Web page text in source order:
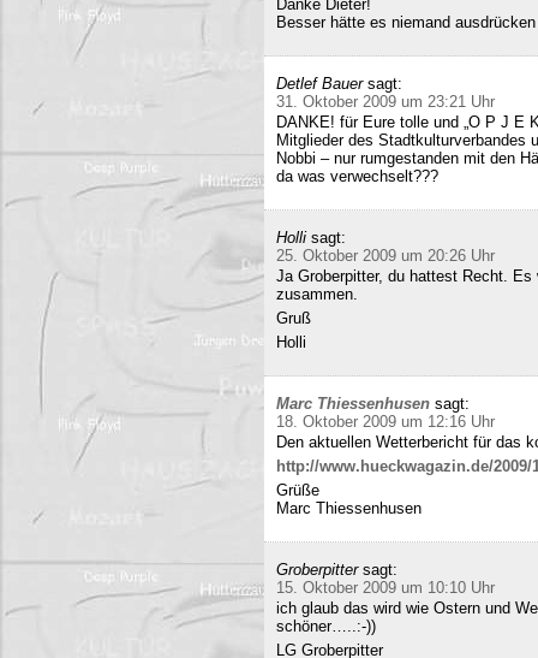
Danke Dieter!
Besser hätte es niemand
Detlef Bauer sagt:
31. Oktober 2009 um 23:21 Uhr
DANKE! für Eure tolle und „O P J E
Mitglieder des Stadtkulturverbandes
Nobbi – nur rumgestanden mit den
da was verwechselt???
Holli sagt:
25. Oktober 2009 um 20:26 Uhr
Ja Groberpitter, du hattest Recht.
zusammen.
Gruß
Holli
Marc Thiessenhusen sagt:
18. Oktober 2009 um 12:16 Uhr
Den aktuellen Wetterbericht für das
http://www.hueckwagazin.de/2009/
Grüße
Marc Thiessenhusen
Groberpitter sagt:
15. Oktober 2009 um 10:10 Uhr
ich glaub das wird wie Ostern und
schöner…..:-))
LG Groberpitter